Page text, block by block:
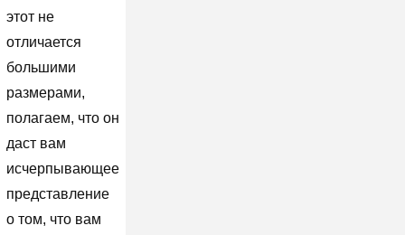
этот не
отличается
большими
размерами,
полагаем, что он
даст вам
исчерпывающее
представление
о том, что вам